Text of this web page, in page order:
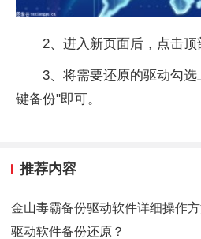
2、进入新页面后，点击顶
3、将需要还原的驱动勾
键备份"即可。
推荐内容
金山毒霸备份驱动软件详细操作
驱动软件备份还原？